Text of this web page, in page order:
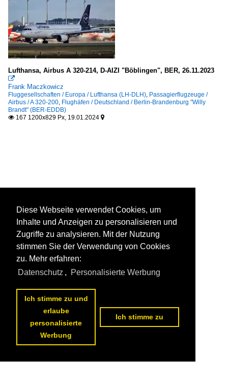
Lufthansa, Airbus A 320-214, D-AIZI "Böblingen", BER, 26.11.2023

Frank Maczkowicz
Fluggesellschaften / Europa / Lufthansa (LH-DLH), Passagierflugzeuge /
Airbus / A 320-200, Flughäfen / Deutschland / Berlin-Brandenburg "Willy
Brandt" (BER-EDDB)
 167 1200x829 Px, 19.01.2024 
Diese Webseite verwendet Cookies, um
Inhalte und Anzeigen zu personalisieren und
Zugriffe zu analysieren. Mit der Nutzung
stimmen Sie der Verwendung von Cookies
zu. Mehr erfahren:
Datenschutz , Personalisierte Werbung
Ich stimme zu und
erlaube
personalisierte
Werbung
Ich stimme zu